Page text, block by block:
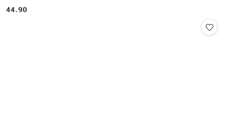
Cena:
44.90